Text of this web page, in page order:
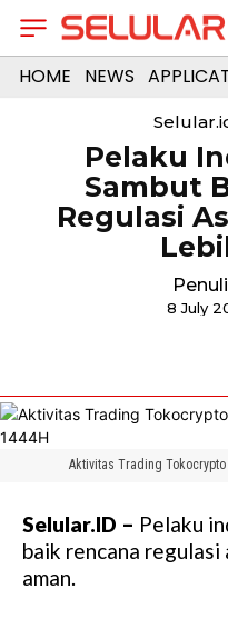
HOME NEWS
Pelaku
Sambut
Regulasi
8 July
Aktivitas Trading
Selular.ID – Pelaku
baik rencana
aman.